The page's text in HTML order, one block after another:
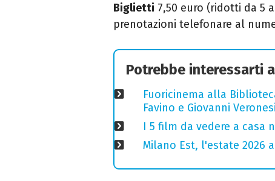
Biglietti 7,50 euro (ridotti da 5
prenotazioni telefonare al
Potrebbe interessarti
Fuoricinema alla
Favino e Giovanni Veronesi
I 5 film da vedere a casa
Milano Est, l'estate 2026